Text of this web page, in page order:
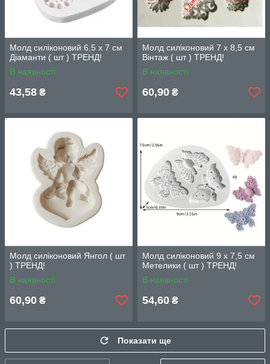
Молд силіконовий 6,5 х 7 см
Діаманти ( шт ) ТРЕНД!
В наявності
43,58 ₴
Молд силіконовий 7 х 8,5 см
Вінтаж ( шт ) ТРЕНД!
В наявності
60,90 ₴
Молд силіконовий Янгол ( шт
) ТРЕНД!
В наявності
60,90 ₴
Молд силіконовий 9 х 7,5 см
Метелики ( шт ) ТРЕНД!
В наявності
54,60 ₴
Показати ще